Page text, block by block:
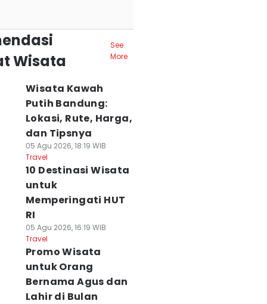
Wisata
See
More
Wisata Kawah
Putih Bandung:
Lokasi, Rute, Harga,
dan Tipsnya
05 Agu 2026, 18:19 WIB
Travel
10 Destinasi Wisata
untuk
Memperingati HUT
RI
05 Agu 2026, 16:19 WIB
Travel
Promo Wisata
untuk Orang
Bernama Agus dan
Lahir di Bulan